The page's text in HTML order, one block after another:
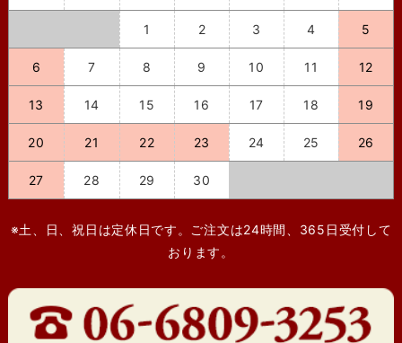
1 2 3 4 5
6 7 8 9 10 11 12
13 14 15 16 17 18 19
20 21 22 23 24 25 26
27 28 29 30
※土、日、祝日は定休日です。ご注文は24時間、365日受付して
おります。